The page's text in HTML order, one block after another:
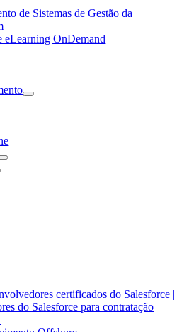
de Sistemas de Gestão da
eLearning OnDemand
certificados do Salesforce |
do Salesforce para contratação